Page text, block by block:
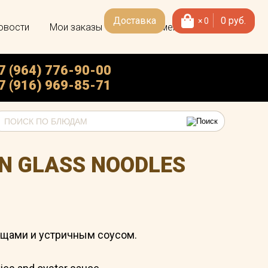
Доставка ×0 0 руб.
Мои заказы Скачать меню
(964) 776-90-00
(916) 969-85-71
GLASS NOODLES
и устричным соусом.